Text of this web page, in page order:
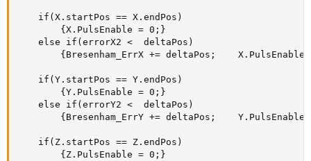
    if(X.startPos == X.endPos)
        {X.PulsEnable = 0;}
    else if(errorX2 <  deltaPos)
{Bresenham_ErrX += deltaPos;
    if(Y.startPos == Y.endPos)
        {Y.PulsEnable = 0;}
    else if(errorY2 <  deltaPos)
{Bresenham_ErrY += deltaPos;
    if(Z.startPos == Z.endPos)
        {Z.PulsEnable = 0;}